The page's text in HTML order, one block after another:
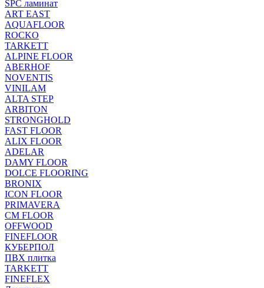
SPC ламинат
ART EAST
AQUAFLOOR
ROCKO
TARKETT
ALPINE FLOOR
ABERHOF
NOVENTIS
VINILAM
ALTA STEP
ARBITON
STRONGHOLD
FAST FLOOR
ALIX FLOOR
ADELAR
DAMY FLOOR
DOLCE FLOORING
BRONIX
ICON FLOOR
PRIMAVERA
CM FLOOR
OFFWOOD
FINEFLOOR
КУБЕРПОЛ
ПВХ плитка
TARKETT
FINEFLEX